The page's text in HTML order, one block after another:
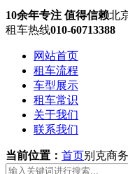
10余年专注 值得信赖北
租车热线010-60713388
网站首页
租车流程
车型展示
租车常识
关于我们
联系我们
当前位置： 首页别克商